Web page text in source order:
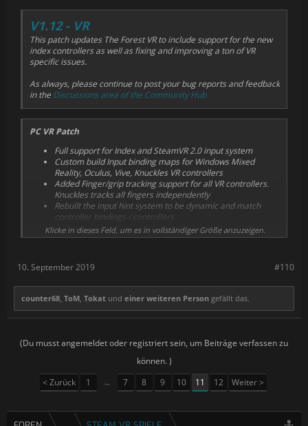
V1.12 - VR
This patch updates The Forest VR to include support for the new
index controllers as well as fixing and improving a ton of VR
specific issues.
As always, please continue to post your bug reports and feedback
in the Discussions area of the Community Hub
PC VR Patch
Full support for Index and SteamVR 2.0 input system
Custom build Input binding maps for Windows Mixed
Reality, Oculus, Vive, Knuckles VR controllers
Added Finger/grip tracking support for all VR controllers.
Knuckles tracks all fingers independently
Rebuilt the input hint system to be dynamic and match
controller bindings / controllers
Impact Haptic Vibration (can be disabled)
Item Hover Vibration (can be disabled)
options
Fixed Survival book movement lock bug
Fixed Crossbow position reset when player knocked over
during reload
Fixed bug that prevented players from manually placing
walls and fences on a foundation or floor
Fixed Map missing back faces
Fixed Climbing axe triggering power attacks
Fixed Locked sliders in the options menu if a Controller is
not plugged in
Fixed Oculus unable to take dried meat from drying racks
Klicke in dieses Feld, um es in vollständiger Größe anzuzeigen.
#110
10. September 2019
counter68 ToM Tokat und einer weiteren Person gefällt das.
(Du musst angemeldet oder registriert sein, um Beiträge verfassen zu
können. )
< Zurück
1 ← 7 8 9 10 11 12 Weiter >